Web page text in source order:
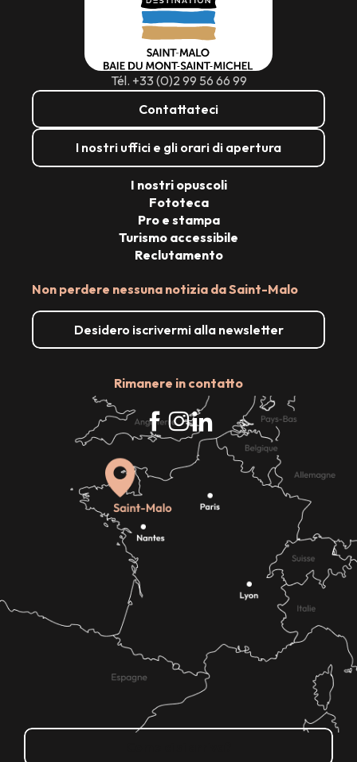
Tél. +33 (0)2 99 56 66 99
Contattateci
I nostri uffici e gli orari di apertura
Non perdere nessuna notizia da Saint-Malo
Desidero iscrivermi alla newsletter
Rimanere in contatto
I nostri opuscoli
Fototeca
Pro e stampa
Turismo accessibile
Reclutamento